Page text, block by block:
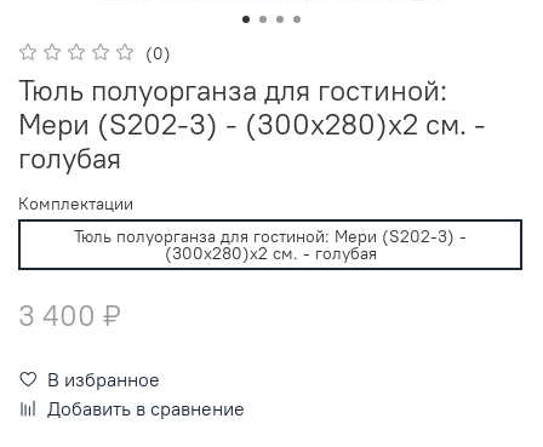
(0)
Тюль полуорганза для гостиной:
Мери (S202-3) - (300х280)х2 см. -
голубая
Комплектации
Тюль полуорганза для гостиной: Мери (S202-3) -
(300х280)х2 см. - голубая
3 400 ₽
В избранное
Добавить в сравнение